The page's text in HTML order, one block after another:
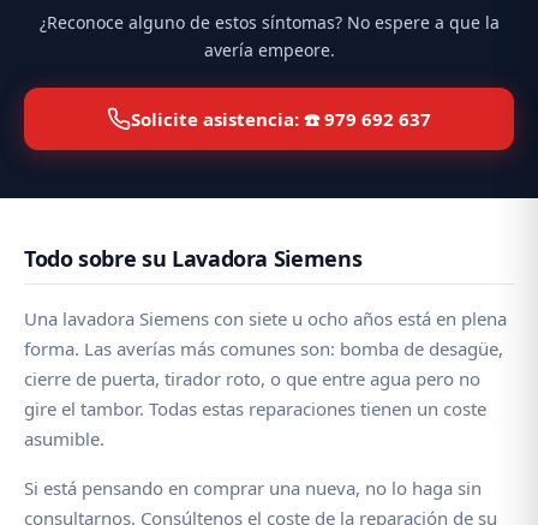
¿Reconoce alguno de estos síntomas? No espere a que la
avería empeore.
Solicite asistencia: ☎️ 979 692 637
Todo sobre su Lavadora Siemens
Una lavadora Siemens con siete u ocho años está en plena
forma. Las averías más comunes son: bomba de desagüe,
cierre de puerta, tirador roto, o que entre agua pero no
gire el tambor. Todas estas reparaciones tienen un coste
asumible.
Si está pensando en comprar una nueva, no lo haga sin
consultarnos. Consúltenos el coste de la reparación de su